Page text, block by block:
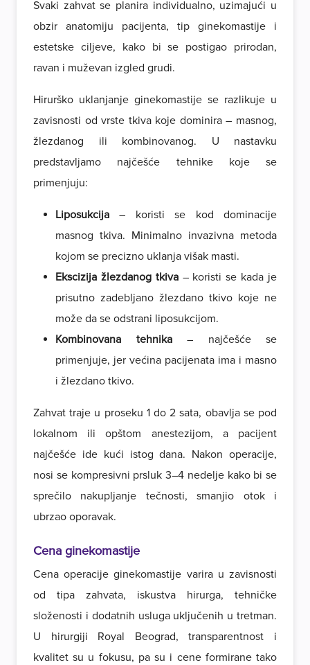
Svaki zahvat se planira individualno, uzimajući u
obzir anatomiju pacijenta, tip ginekomastije i
estetske ciljeve, kako bi se postigao prirodan,
ravan i muževan izgled grudi.
Hirurško uklanjanje ginekomastije se razlikuje u
zavisnosti od vrste tkiva koje dominira – masnog,
žlezdanog ili kombinovanog. U nastavku
predstavljamo najčešće tehnike koje se
primenjuju:
Liposukcija – koristi se kod dominacije
masnog tkiva. Minimalno invazivna metoda
kojom se precizno uklanja višak masti.
Ekscizija žlezdanog tkiva– koristi se kada je
prisutno zadebljano žlezdano tkivo koje ne
može da se odstrani liposukcijom.
Kombinovana tehnika– najčešće se
primenjuje, jer većina pacijenata ima i masno
i žlezdano tkivo.
Zahvat traje u proseku 1 do 2 sata, obavlja se pod
lokalnom ili opštom anestezijom, a pacijent
najčešće ide kući istog dana. Nakon operacije,
nosi se kompresivni prsluk 3–4 nedelje kako bi se
sprečilo nakupljanje tečnosti, smanjio otok i
ubrzao oporavak.
Cena ginekomastije
Cena operacije ginekomastije varira u zavisnosti
od tipa zahvata, iskustva hirurga, tehničke
složenosti i dodatnih usluga uključenih u tretman.
U hirurgiji Royal Beograd, transparentnost i
kvalitet su u fokusu, pa su i cene formirane tako